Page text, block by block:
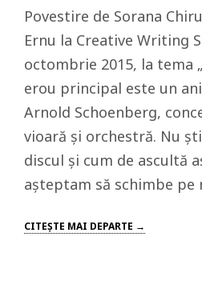
Povestire de Sorana
Ernu la Creative Writing
octombrie 2015, la tema
erou principal este un
Arnold Schoenberg,
vioară și orchestră. Nu
discul și cum de ascultă
așteptam să schimbe pe
CITEŞTE MAI DEPARTE →